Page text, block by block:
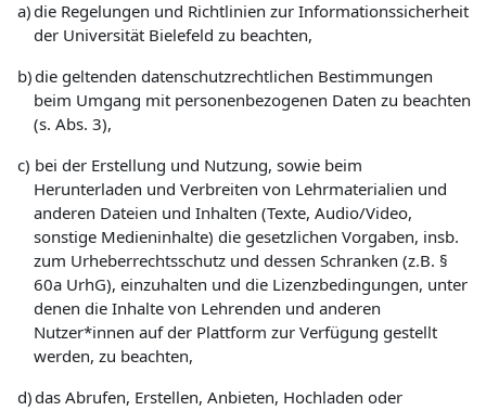
a)die Regelungen und Richtlinien zur Informationssicherheit
der Universität Bielefeld zu beachten,
b)die geltenden datenschutzrechtlichen Bestimmungen
beim Umgang mit personenbezogenen Daten zu beachten
(s. Abs. 3),
c) bei der Erstellung und Nutzung, sowie beim
Herunterladen und Verbreiten von Lehrmaterialien und
anderen Dateien und Inhalten (Texte, Audio/Video,
sonstige Medieninhalte) die gesetzlichen Vorgaben, insb.
zum Urheberrechtsschutz und dessen Schranken (z.B. §
60a UrhG), einzuhalten und die Lizenzbedingungen, unter
denen die Inhalte von Lehrenden und anderen
Nutzer*innen auf der Plattform zur Verfügung gestellt
werden, zu beachten,
d)das Abrufen, Erstellen, Anbieten, Hochladen oder